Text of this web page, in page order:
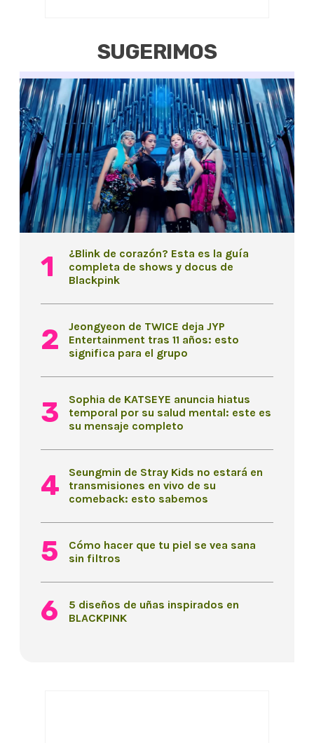
SUGERIMOS
¿Blink de corazón? Esta es la guía
completa de shows y docus de
Blackpink
Jeongyeon de TWICE deja JYP
Entertainment tras 11 años: esto
significa para el grupo
Sophia de KATSEYE anuncia hiatus
temporal por su salud mental: este es
su mensaje completo
Seungmin de Stray Kids no estará en
transmisiones en vivo de su
comeback: esto sabemos
Cómo hacer que tu piel se vea sana
sin filtros
5 diseños de uñas inspirados en
BLACKPINK